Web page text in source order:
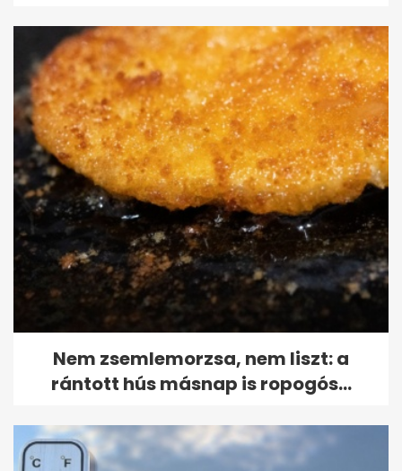
Nem zsemlemorzsa, nem liszt: a
rántott hús másnap is ropogós...